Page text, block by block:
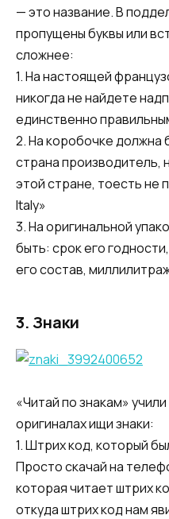
— это название. В
пропущены буквы или
сложнее:
1. На настоящей
никогда не найдете
единственно
2. На коробочке должна
страна производитель,
этой стране, тоесть не
Italy»
3. На оригинальной
быть: срок его
его состав,
3. Знаки
«Читай по знакам»
оригиналах ищи знаки:
1. Штрих код, который
Просто скачай на
которая читает штрих
откуда штрих код нам